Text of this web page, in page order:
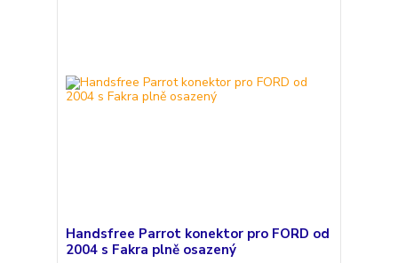
Handsfree Parrot konektor pro FORD od
2004 s Fakra plně osazený